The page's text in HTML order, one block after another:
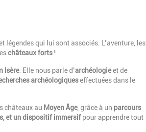
légendes qui lui sont associés. L’aventure, les
châteaux forts !
Isère. Elle nous parle d’archéologieet de
archéologiqueseffectuées dans le
châteaux au Moyen Âge, grâce à un parcours
et un dispositif immersifpour apprendre tout